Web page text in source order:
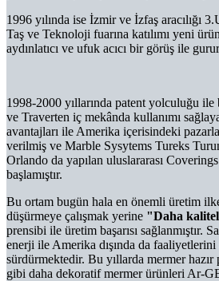
1996 yılında ise İzmir ve İzfaş aracılığı
Taş ve Teknoloji fuarına katılımı yeni
aydınlatıcı ve ufuk acıcı bir görüş ile
1998-2000 yıllarında patent yolculuğu ile
ve Traverten iç mekânda kullanımı
avantajları ile Amerika içerisindeki
verilmiş ve Marble Sysytems Tureks
Orlando da yapılan uluslararası
başlamıştır.
Bu ortam bugün hala en önemli üretim
düşürmeye çalışmak yerine "Daha
prensibi ile üretim başarısı sağlanmıştır.
enerji ile Amerika dışında da
sürdürmektedir. Bu yıllarda mermer
gibi daha dekoratif mermer ürünleri Ar-GE